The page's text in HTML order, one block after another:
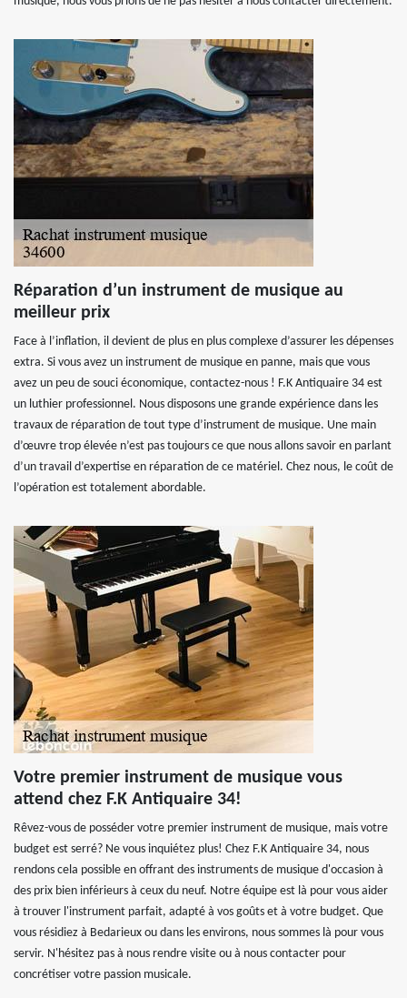
Réparation d’un instrument de musique au
meilleur prix
Face à l’inflation, il devient de plus en plus complexe d’assurer les dépenses
extra. Si vous avez un instrument de musique en panne, mais que vous
avez un peu de souci économique, contactez-nous ! F.K Antiquaire 34 est
un luthier professionnel. Nous disposons une grande expérience dans les
travaux de réparation de tout type d’instrument de musique. Une main
d’œuvre trop élevée n’est pas toujours ce que nous allons savoir en parlant
d’un travail d’expertise en réparation de ce matériel. Chez nous, le coût de
l’opération est totalement abordable.
Votre premier instrument de musique vous
attend chez F.K Antiquaire 34!
Rêvez-vous de posséder votre premier instrument de musique, mais votre
budget est serré? Ne vous inquiétez plus! Chez F.K Antiquaire 34, nous
rendons cela possible en offrant des instruments de musique d'occasion à
des prix bien inférieurs à ceux du neuf. Notre équipe est là pour vous aider
à trouver l'instrument parfait, adapté à vos goûts et à votre budget. Que
vous résidiez à Bedarieux ou dans les environs, nous sommes là pour vous
servir. N'hésitez pas à nous rendre visite ou à nous contacter pour
concrétiser votre passion musicale.